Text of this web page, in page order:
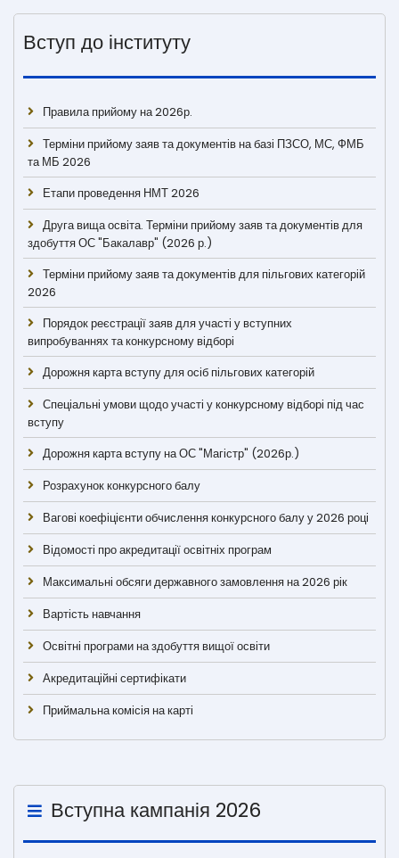
Вступ до інституту
Правила прийому на 2026р.
Терміни прийому заяв та документів на базі ПЗСО, МС, ФМБ
та МБ 2026
Етапи проведення НМТ 2026
Друга вища освіта. Терміни прийому заяв та документів для
здобуття ОС "Бакалавр" (2026 р.)
Терміни прийому заяв та документів для пільгових категорій
2026
Порядок реєстрації заяв для участі у вступних
випробуваннях та конкурсному відборі
Дорожня карта вступу для осіб пільгових категорій
Спеціальні умови щодо участі у конкурсному відборі під час
вступу
Дорожня карта вступу на ОС "Магістр" (2026р.)
Розрахунок конкурсного балу
Вагові коефіцієнти обчислення конкурсного балу у 2026 році
Відомості про акредитації освітніх програм
Максимальні обсяги державного замовлення на 2026 рік
Вартість навчання
Освітні програми на здобуття вищої освіти
Акредитаційні сертифікати
Приймальна комісія на карті
Вступна кампанія 2026